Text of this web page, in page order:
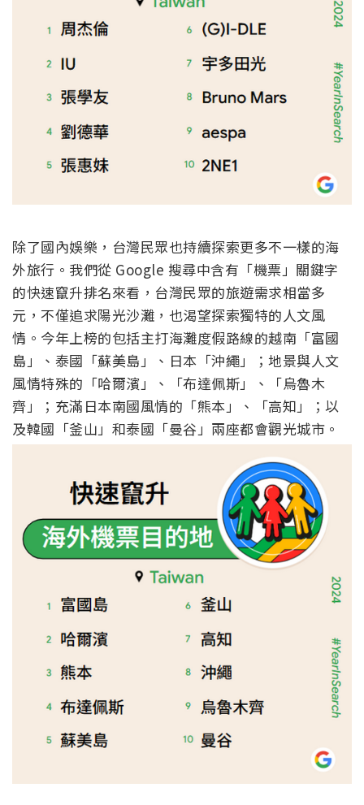
除了國內娛樂，台灣民眾也持續探索更多不一樣的海
外旅行。我們從 Google 搜尋中含有「機票」關鍵字
的快速竄升排名來看， 台灣民眾的旅遊需求相當多
元，不僅追求陽光沙灘， 也渴望探索獨特的人文風
情。 今年上榜的包括主打海灘度假路線的越南「富國
島」、泰國「蘇美島」、日本「沖繩」；地景與人文
風情特殊的「哈爾濱」、「布達佩斯」、「烏魯木
齊」；充滿日本南國風情的「熊本」、「高知」；以
及韓國「釜山」和泰國「曼谷」兩座都會觀光城市。